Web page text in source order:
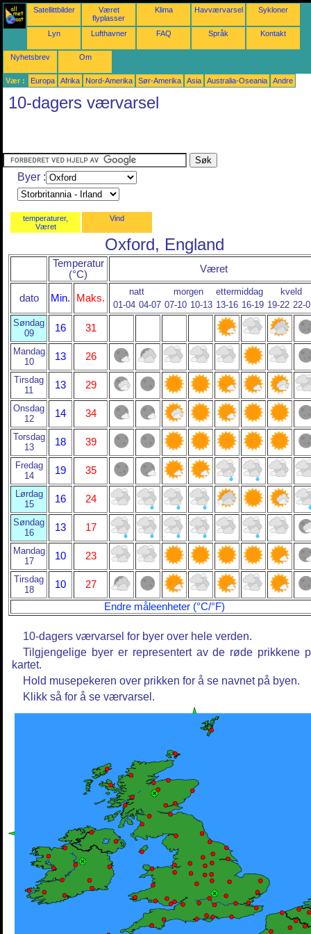
Satellittbilder
Været
flyplasser
Klima Havværvarsel Sykloner
Lyn Lufthavner FAQ Språk Kontakt
Nyhetsbrev Om
Vær : Europa Afrika Nord-Amerika Sør-Amerika Asia Australia-Oseania Andre
10-dagers værvarsel
Byer :
temperaturer,
Været
Vind
Oxford, England
Temperatur
(°C)
Været
dato Min. Maks.
natt morgen ettermiddag
kveld
01-04 04-07 07-10 10-13 13-16 16-19 19-22 22-
Søndag
09
16 31
Mandag
10
13 26
Tirsdag
11
13 29
Onsdag
12
14 34
Torsdag
13
18 39
Fredag
14
19 35
Lørdag
15
16 24
Søndag
16
13 17
Mandag
17
10 23
Tirsdag
18
10
27
Endre måleenheter (°C/°F)
10-dagers værvarsel for byer over hele verden.
Tilgjengelige byer er representert av de røde prikkene
kartet.
Hold musepekeren over prikken for å se navnet på byen.
Klikk så for å se værvarsel.